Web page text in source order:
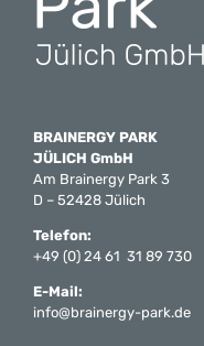
BRAINERGY PARK
JÜLICH GmbH
Am Brainergy Park 3
D – 52428 Jülich
Telefon:
+49 (0) 24 61 31 89 730
E-Mail:
info@brainergy-park.de